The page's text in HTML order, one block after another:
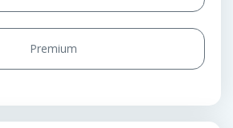
Premium